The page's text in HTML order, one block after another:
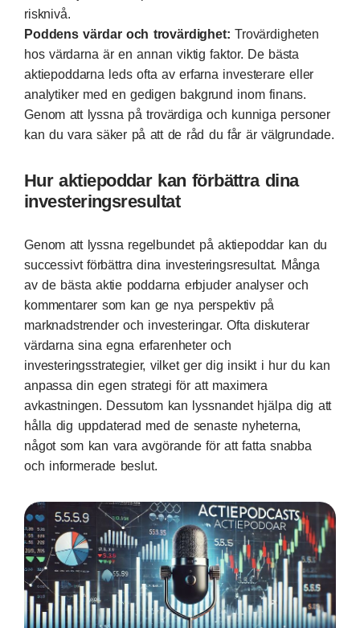
risknivå.
Poddens värdar och trovärdighet: Trovärdigheten
hos värdarna är en annan viktig faktor. De bästa
aktiepoddarna leds ofta av erfarna investerare eller
analytiker med en gedigen bakgrund inom finans.
Genom att lyssna på trovärdiga och kunniga personer
kan du vara säker på att de råd du får är välgrundade.
Hur aktiepoddar kan förbättra dina
investeringsresultat
Genom att lyssna regelbundet på aktiepoddar kan du
successivt förbättra dina investeringsresultat. Många
av de bästa aktie poddarna erbjuder analyser och
kommentarer som kan ge nya perspektiv på
marknadstrender och investeringar. Ofta diskuterar
värdarna sina egna erfarenheter och
investeringsstrategier, vilket ger dig insikt i hur du kan
anpassa din egen strategi för att maximera
avkastningen. Dessutom kan lyssnandet hjälpa dig att
hålla dig uppdaterad med de senaste nyheterna,
något som kan vara avgörande för att fatta snabba
och informerade beslut.